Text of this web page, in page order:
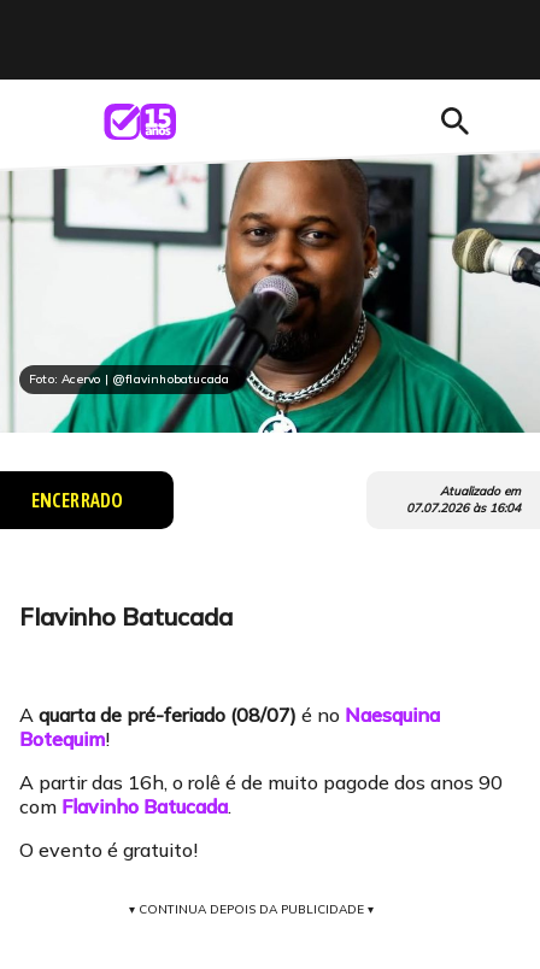
search
Foto: Acervo | @flavinhobatucada
ENCERRADO
Atualizado em
07.07.2026às 16:04
Flavinho Batucada
A quarta de pré-feriado (08/07) é no Naesquina
Botequim!
A partir das 16h, o rolê é de muito pagode dos anos 90
com Flavinho Batucada.
O evento é gratuito!
▾ CONTINUA DEPOIS DA PUBLICIDADE ▾